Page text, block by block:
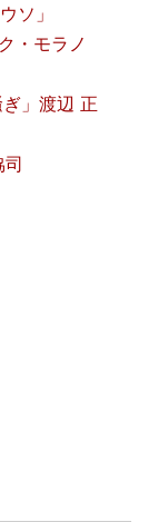
ソ」
・モラノ
」渡辺 正
司